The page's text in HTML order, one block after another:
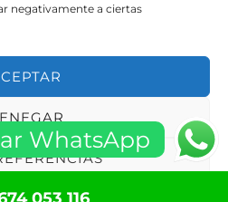
negativamente a ciertas
encontrar un
económico
Santa
de Cervelló
24…
WhatsApp
053 116